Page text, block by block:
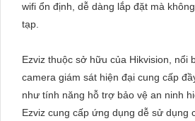
wifi ổn định, dễ dàng lắp đặt mà
tạp.
Ezviz thuộc sở hữu của Hikvision, nổi
camera giám sát hiện đại cung cấp
như tính năng hỗ trợ bảo vệ an ninh
Ezviz cung cấp ứng dụng dễ sử dụng